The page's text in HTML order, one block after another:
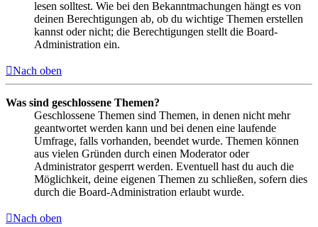
lesen solltest. Wie bei den Bekanntmachungen hängt es von
deinen Berechtigungen ab, ob du wichtige Themen erstellen
kannst oder nicht; die Berechtigungen stellt die Board-
Administration ein.
Nach oben
Was sind geschlossene Themen?
Geschlossene Themen sind Themen, in denen nicht mehr
geantwortet werden kann und bei denen eine laufende
Umfrage, falls vorhanden, beendet wurde. Themen können
aus vielen Gründen durch einen Moderator oder
Administrator gesperrt werden. Eventuell hast du auch die
Möglichkeit, deine eigenen Themen zu schließen, sofern dies
durch die Board-Administration erlaubt wurde.
Nach oben